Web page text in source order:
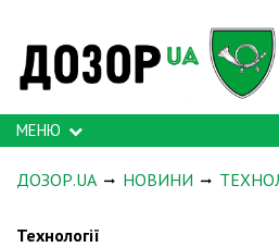
МЕНЮ
ДОЗОР.UA НОВИНИ
Технології